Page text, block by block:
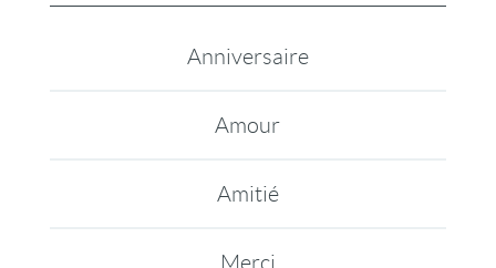
Anniversaire
Amour
Amitié
Merci